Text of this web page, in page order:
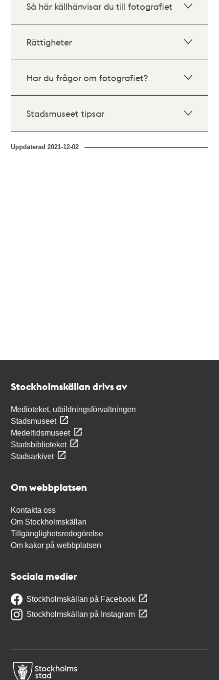
Så här källhänvisar du till fotografiet
Rättigheter
Har du frågor om fotografiet?
Stadsmuseet tipsar
Uppdaterad2021-12-02
Stockholmskällan drivs av
Medioteket, utbildningsförvaltningen
Stadsmuseet
Medeltidsmuseet
Stadsbiblioteket
Stadsarkivet
Om webbplatsen
Kontakta oss
Om Stockholmskällan
Tillgänglighetsredogörelse
Om kakor på webbplatsen
Sociala medier
Stockholmskällan på Facebook
Stockholmskällan på Instagram